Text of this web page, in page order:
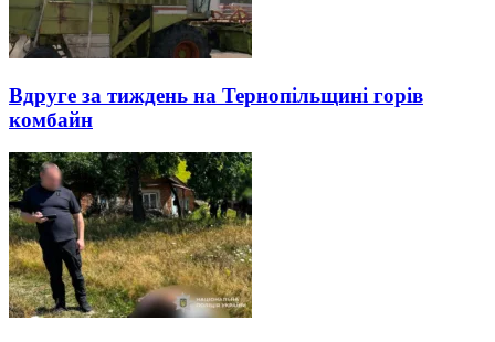
Вдруге за тиждень на Тернопільщині горів
комбайн